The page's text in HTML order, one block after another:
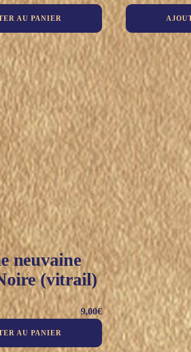
AU PANIER
neuvaine
(vitrail)
9,00€
AU PANIER